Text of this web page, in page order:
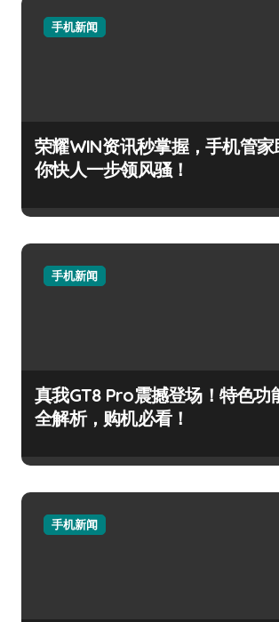
手机新闻
荣耀WIN资讯秒掌握，手机管家
你快人一步领风骚！
手机新闻
真我GT8 Pro震撼登场！特色功
全解析，购机必看！
手机新闻